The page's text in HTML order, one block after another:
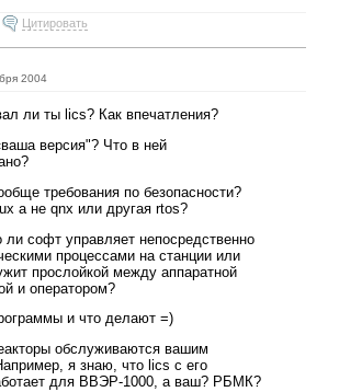
Цитировать
2004
ли ты lics? Как впечатления?
версия"? Что в ней
требования по безопасности?
а не qnx или другая rtos?
ли софт управляет непосредственно
процессами на станции или
прослойкой между аппаратной
и оператором?
и что делают =)
обслуживаются вашим
я знаю, что lics с его
для ВВЭР-1000, а ваш? РБМК?